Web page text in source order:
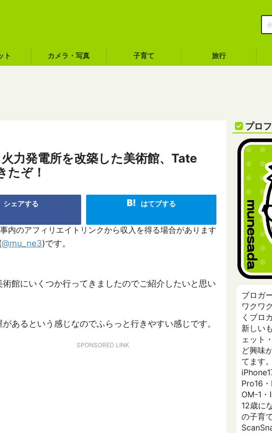
ト カメラ・写真 子育て 旅行
力発電所を改築した美術館、Tate
ぞ！
シェアする はてブする
内のアフィリエイトリンクから収入を得る場合があります
@mu_ne3)です。
館にいくつか行ってきましたのでご紹介したいと思い
あるという感じなのでふらっと行きやすい感じです。
SPONSORED LINK
プロ
ブロガ
ワクワ
くブロ
新しい
ェット
ど興味
てます。
Pro16
OM-1・
12歳に
の子育